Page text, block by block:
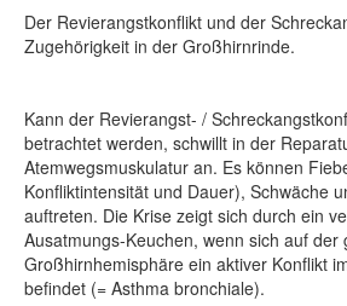
Der Revierangstkonflikt und der
Zugehörigkeit in der Großhirnrinde.
Kann der Revierangst- /
betrachtet werden, schwillt in der
Atemwegsmuskulatur an. Es können
Konfliktintensität und Dauer), Schwäche
auftreten. Die Krise zeigt sich durch ein
Ausatmungs-Keuchen, wenn sich auf der
Großhirnhemisphäre ein aktiver Konflikt
befindet (= Asthma bronchiale).